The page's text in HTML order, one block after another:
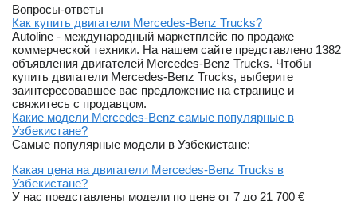
Вопросы-ответы
Как купить двигатели Mercedes-Benz Trucks?
Autoline - международный маркетплейс по продаже
коммерческой техники. На нашем сайте представлено 1382
объявления двигателей Mercedes-Benz Trucks. Чтобы
купить двигатели Mercedes-Benz Trucks, выберите
заинтересовавшее вас предложение на странице и
свяжитесь с продавцом.
Какие модели Mercedes-Benz самые популярные в
Узбекистане?
Самые популярные модели в Узбекистане:
Какая цена на двигатели Mercedes-Benz Trucks в
Узбекистане?
У нас представлены модели по цене от 7 до 21 700 €